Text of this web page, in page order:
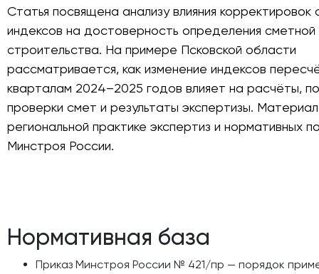
Статья посвящена анализу влияния корректировок
индексов на достоверность определения
строительства. На примере Псковской области
рассматривается, как изменение индексов
кварталам 2024–2025 годов влияет на расчёты,
проверки смет и результаты экспертизы.
региональной практике экспертиз и нормативных
Минстроя России.
Нормативная база
Приказ Минстроя России № 421/пр — порядок